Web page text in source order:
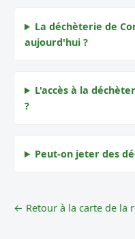
La déchèterie de
aujourd'hui ?
L'accès à la
?
Peut-on jeter des
← Retour à la carte de la